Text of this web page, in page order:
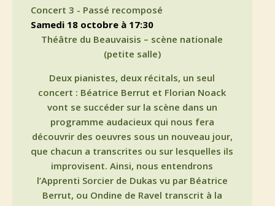
Concert 3 - Passé recomposé
samedi 18 octobre à 17:30
Théâtre du Beauvaisis – scène nationale
(petite salle)
Deux pianistes, deux récitals, un seul
concert : Béatrice Berrut et Florian Noack
vont se succéder sur la scène dans un
programme audacieux qui nous fera
découvrir des oeuvres sous un nouveau jour,
que chacun a transcrites ou sur lesquelles ils
improvisent. Ainsi, nous entendrons
l’Apprenti Sorcier de Dukas vu par Béatrice
Berrut, ou Ondine de Ravel transcrit à la